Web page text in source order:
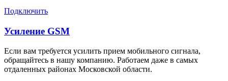
Подключить
Усиление GSM
Если вам требуется усилить прием мобильного сигнала,
обращайтесь в нашу компанию. Работаем даже в самых
отдаленных районах Московской области.